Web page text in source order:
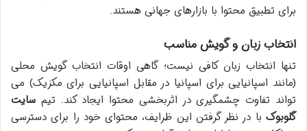
برای تطبیق محتوا با بازارهای جهانی هستند.
انتخاب زبان و گویش مناسب
تنها انتخاب زبان کافی نیست؛ گاهی اوقات انتخاب گویش محلی
(مانند اسپانیایی برای اسپانیا در مقابل اسپانیایی برای مکزیک) می
تواند تفاوت چشمگیری در اثربخشی محتوا ایجاد کند. تیم سایت
گلوبوک با در نظر گرفتن این ظرایف، محتوای خود را برای دسترسی